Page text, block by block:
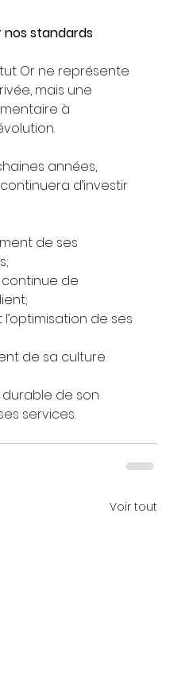
nos standards
Or ne représente
mais une
à
années,
continuera d’investir
de ses
continue de
l’optimisation de ses
de sa culture
de son
services.
Voir tout